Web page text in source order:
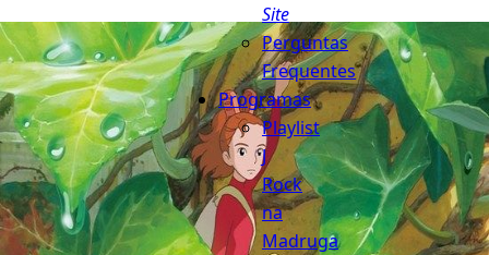
Site
Perguntas
Frequentes
Programas
Playlist
J
Rock
na
Madruga